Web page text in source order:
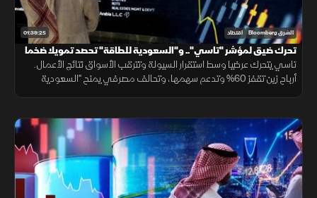
01:39:25 الشرق Bloomberg اقتصاد
تحرك ضيق لمؤشر "تاسي".. و"السعودية للطاقة" تحصد تمويلا ضخما
تاسي يتحرك عرضيا وسط استقرار السيولة وتترقب الأسواق نتائج الأعمال.
أرباح زين تقفز 60% وتدعم سهمها، وتحالف مصرفي يمنح "السعودية